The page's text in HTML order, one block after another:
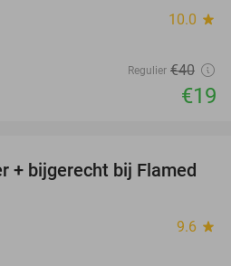
10.0 star
Regulier €40
€19
31%
+ bijgerecht bij Flamed
9.6 star